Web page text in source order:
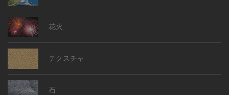
花火
テクスチャ
石